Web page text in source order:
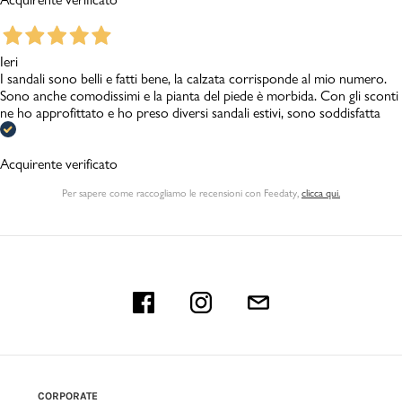
Ieri
I sandali sono belli e fatti bene, la calzata corrisponde al mio numero.
Sono anche comodissimi e la pianta del piede è morbida. Con gli sconti
ne ho approfittato e ho preso diversi sandali estivi, sono soddisfatta
Acquirente verificato
Per sapere come raccogliamo le recensioni con Feedaty, clicca qui.
CORPORATE